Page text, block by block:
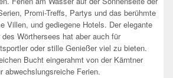
Promi-Treffs, Partys und das berühmte
Villen, und gediegene Hotels. Der elegante
Wörthersees hat aber auch für
oder stille Genießer viel zu bieten.
Bucht eingerahmt von der Kärntner
abwechslungsreiche Ferien.